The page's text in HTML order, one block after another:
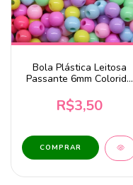
Bola Plástica Leitosa
Passante 6mm Colorido
R$3,50